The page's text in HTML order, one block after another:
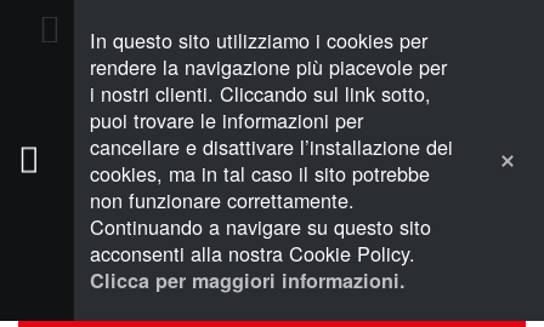
In questo sito utilizziamo i cookies per
rendere la navigazione più piacevole per
i nostri clienti. Cliccando sul link sotto,
puoi trovare le informazioni per
cancellare e disattivare l’installazione dei
cookies, ma in tal caso il sito potrebbe
non funzionare correttamente.
Continuando a navigare su questo sito
acconsenti alla nostra Cookie Policy.
Clicca per maggiori informazioni.
PREVENTIVO (0)
RECINZIONI E CANCELLI
SLOVACCHIA